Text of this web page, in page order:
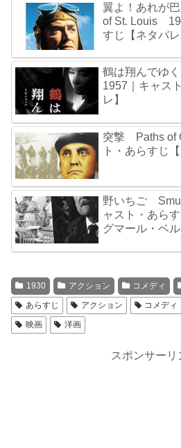
翼よ！あれが
of St. Louis
すじ【ネタバレ
鶴は翔んでゆ
1957｜キャス
レ】
突撃 Paths of
ト・あらすじ
野いちご
ャスト・あら
グマール・ベ
1930 アクション コメディ
あらすじ
アクション コメディ
映画
洋画
スポンサーリ